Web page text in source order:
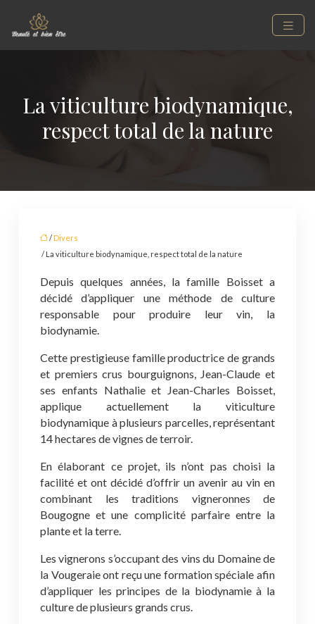
La viticulture biodynamique,
respect total de la nature
/ Divers
/ La viticulture biodynamique, respect total de la nature
Depuis quelques années, la famille Boisset a
décidé d’appliquer une méthode de culture
responsable pour produire leur vin, la
biodynamie.
Cette prestigieuse famille productrice de grands
et premiers crus bourguignons, Jean-Claude et
ses enfants Nathalie et Jean-Charles Boisset,
applique actuellement la viticulture
biodynamique à plusieurs parcelles, représentant
14 hectares de vignes de terroir.
En élaborant ce projet, ils n’ont pas choisi la
facilité et ont décidé d’offrir un avenir au vin en
combinant les traditions vigneronnes de
Bougogne et une complicité parfaire entre la
plante et la terre.
Les vignerons s’occupant des vins du Domaine de
la Vougeraie ont reçu une formation spéciale afin
d’appliquer les principes de la biodynamie à la
culture de plusieurs grands crus.